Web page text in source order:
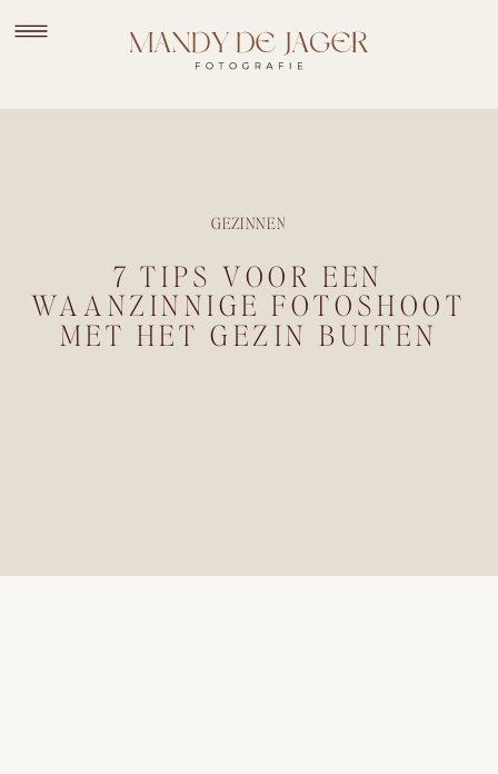
7 TIPS VOOR EEN
WAANZINNIGE FOTOSHOOT
MET HET GEZIN BUITEN
GEZINNEN